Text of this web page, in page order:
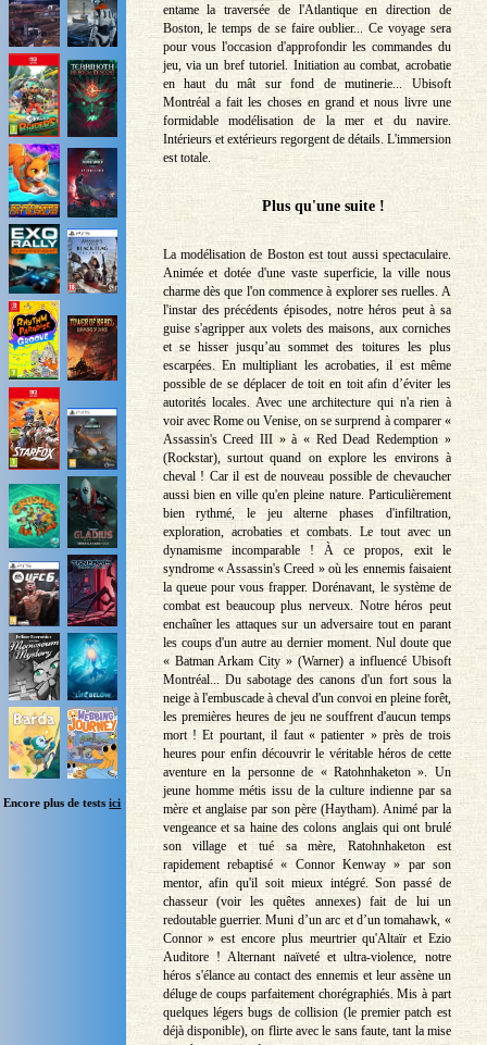
Encore plus de testsici
entame la traversée de l'Atlantique en direction de
Boston, le temps de se faire oublier... Ce voyage sera
pour vous l'occasion d'approfondir les commandes du
jeu, via un bref tutoriel. Initiation au combat, acrobatie
en haut du mât sur fond de mutinerie... Ubisoft
Montréal a fait les choses en grand et nous livre une
formidable modélisation de la mer et du navire.
Intérieurs et extérieurs regorgent de détails. L'immersion
est totale.
Plus qu'une suite !
La modélisation de Boston est tout aussi spectaculaire.
Animée et dotée d'une vaste superficie, la ville nous
charme dès que l'on commence à explorer ses ruelles. A
l'instar des précédents épisodes, notre héros peut à sa
guise s'agripper aux volets des maisons, aux corniches
et se hisser jusqu’au sommet des toitures les plus
escarpées. En multipliant les acrobaties, il est même
possible de se déplacer de toit en toit afin d’éviter les
autorités locales. Avec une architecture qui n'a rien à
voir avec Rome ou Venise, on se surprend à comparer «
Assassin's Creed III » à « Red Dead Redemption »
(Rockstar), surtout quand on explore les environs à
cheval ! Car il est de nouveau possible de chevaucher
aussi bien en ville qu'en pleine nature. Particulièrement
bien rythmé, le jeu alterne phases d'infiltration,
exploration, acrobaties et combats. Le tout avec un
dynamisme incomparable ! À ce propos, exit le
syndrome « Assassin's Creed » où les ennemis faisaient
la queue pour vous frapper. Dorénavant, le système de
combat est beaucoup plus nerveux. Notre héros peut
enchaîner les attaques sur un adversaire tout en parant
les coups d'un autre au dernier moment. Nul doute que
« Batman Arkam City » (Warner) a influencé Ubisoft
Montréal... Du sabotage des canons d'un fort sous la
neige à l'embuscade à cheval d'un convoi en pleine forêt,
les premières heures de jeu ne souffrent d'aucun temps
mort ! Et pourtant, il faut « patienter » près de trois
heures pour enfin découvrir le véritable héros de cette
aventure en la personne de « Ratohnhaketon ». Un
jeune homme métis issu de la culture indienne par sa
mère et anglaise par son père (Haytham). Animé par la
vengeance et sa haine des colons anglais qui ont brulé
son village et tué sa mère, Ratohnhaketon est
rapidement rebaptisé « Connor Kenway » par son
mentor, afin qu'il soit mieux intégré. Son passé de
chasseur (voir les quêtes annexes) fait de lui un
redoutable guerrier. Muni d’un arc et d’un tomahawk, «
Connor » est encore plus meurtrier qu'Altaïr et Ezio
Auditore ! Alternant naïveté et ultra-violence, notre
héros s'élance au contact des ennemis et leur assène un
déluge de coups parfaitement chorégraphiés. Mis à part
quelques légers bugs de collision (le premier patch est
déjà disponible), on flirte avec le sans faute, tant la mise